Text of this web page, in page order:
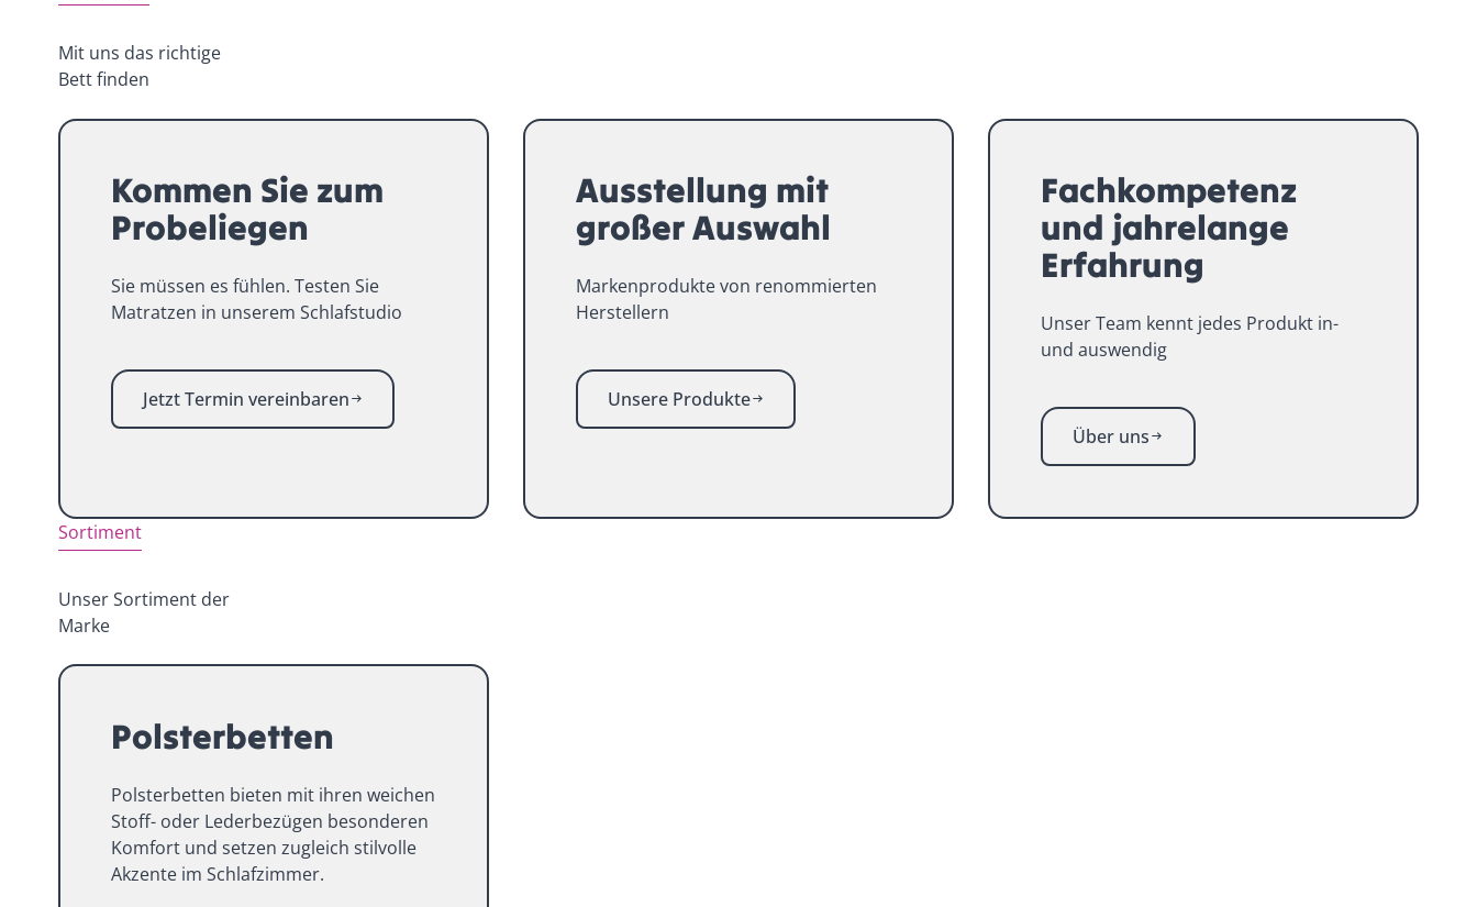
Mit uns das richtige
Bett finden
Kommen Sie zum
Probeliegen
Sie müssen es fühlen. Testen Sie
Matratzen in unserem Schlafstudio
Jetzt Termin vereinbaren
Ausstellung mit
großer Auswahl
Markenprodukte von renommierten
Herstellern
Unsere Produkte
Fachkompetenz
und jahrelange
Erfahrung
Unser Team kennt jedes Produkt in-
und auswendig
Über uns
Sortiment
Unser Sortiment der
Marke
Polsterbetten
Polsterbetten bieten mit ihren weichen
Stoff- oder Lederbezügen besonderen
Komfort und setzen zugleich stilvolle
Akzente im Schlafzimmer.